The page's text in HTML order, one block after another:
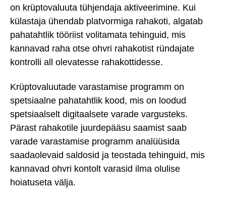
on krüptovaluuta tühjendaja aktiveerimine. Kui
külastaja ühendab platvormiga rahakoti, algatab
pahatahtlik tööriist volitamata tehinguid, mis
kannavad raha otse ohvri rahakotist ründajate
kontrolli all olevatesse rahakottidesse.
Krüptovaluutade varastamise programm on
spetsiaalne pahatahtlik kood, mis on loodud
spetsiaalselt digitaalsete varade vargusteks.
Pärast rahakotile juurdepääsu saamist saab
varade varastamise programm analüüsida
saadaolevaid saldosid ja teostada tehinguid, mis
kannavad ohvri kontolt varasid ilma olulise
hoiatuseta välja.